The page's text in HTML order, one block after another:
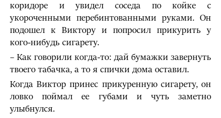
коридоре и увидел соседа по койке с
укороченными перебинтованными руками. Он
подошел к Виктору и попросил прикурить у
кого-нибудь сигарету.
– Как говорили когда-то: дай бумажки завернуть
твоего таба­чка, а то я спички дома оставил.
Когда Виктор принес прикуренную сигарету, он
ловко поймал ее губами и чуть заметно
улыбнулся.